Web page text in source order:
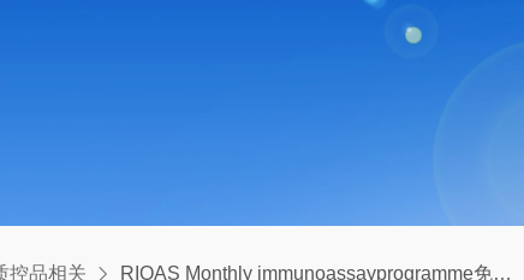
控品相关 RIQAS Monthly immunoassayprogramme免疫月计划国际室间质评